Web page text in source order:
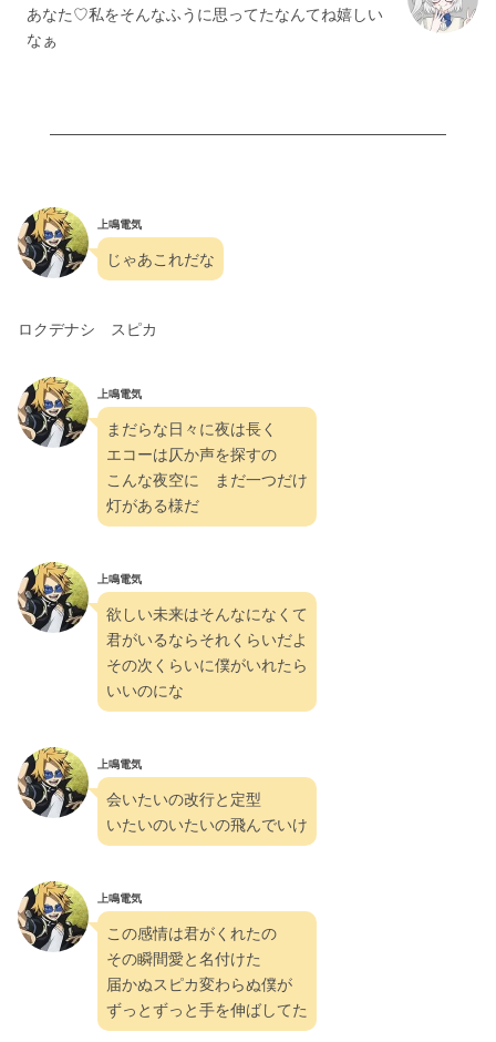
あなた♡私をそんなふうに思ってたなんてね嬉しい
なぁ
上鳴電気
じゃあこれだな
ロクデナシ　スピカ
上鳴電気
まだらな日々に夜は長く
エコーは仄か声を探すの
こんな夜空に　まだ一つだけ
灯がある様だ
上鳴電気
欲しい未来はそんなになくて
君がいるならそれくらいだよ
その次くらいに僕がいれたら
いいのにな
上鳴電気
会いたいの改行と定型
いたいのいたいの飛んでいけ
上鳴電気
この感情は君がくれたの
その瞬間愛と名付けた
届かぬスピカ変わらぬ僕が
ずっとずっと手を伸ばしてた